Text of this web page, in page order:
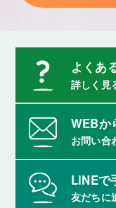
よくあ
詳しく見
WEBか
お問い合
LINEで
友だちに